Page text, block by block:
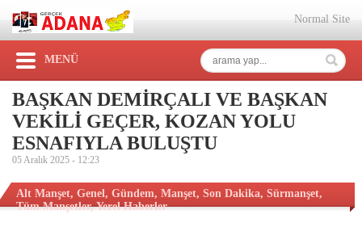
Normal Site
MENÜ
BAŞKAN DEMİRÇALI VE BAŞKAN
VEKİLİ GEÇER, KOZAN YOLU
ESNAFIYLA BULUŞTU
05 Aralık 2025 - 12:23
Alt Manşet, Genel, Gündem, Manşet, Son Dakika, Sürmanşet,
Tüm Manşetler,Yerel Haberler